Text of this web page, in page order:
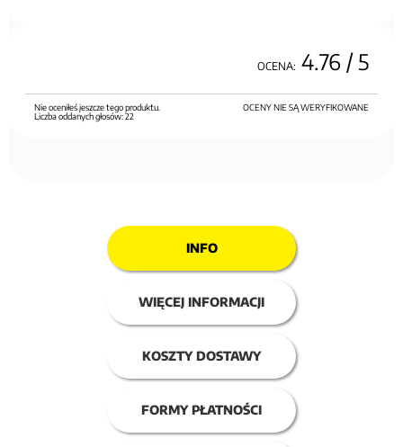
OCENA: 4.76 / 5
OCENY NIE SĄ WERYFIKOWANE
Nie oceniłeś jeszcze tego produktu.
Liczba oddanych głosów:22
INFO
WIĘCEJ INFORMACJI
KOSZTY DOSTAWY
FORMY PŁATNOŚCI